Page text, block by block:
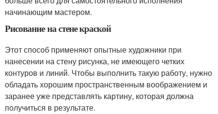
начинающим мастером.
Рисование на стене краской
Этот способ применяют опытные художники при
нанесении на стену рисунка, не имеющего четких
контуров и линий. Чтобы выполнить такую работу, нужно
обладать хорошим пространственным воображением и
заранее уже представлять картину, которая должна
получиться в результате.